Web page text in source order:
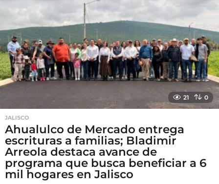
m
n
s
a
g
o
21 0
JALISCO
Ahualulco de Mercado entrega
escrituras a familias; Bladimir
Arreola destaca avance de
programa que busca beneficiar a 6
mil hogares en Jalisco